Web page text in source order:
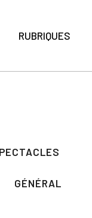
RUBRIQUES
GÉNÉRAL